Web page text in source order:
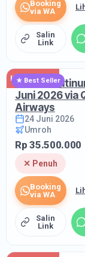
Booking
via WA
Salin
Link
★ Best Seller
Kursi Penuh
Umroh
Juni 2026 via
Airways
24 Juni 2026
Umroh
Rp 35.500.000
✕ Penuh
Booking
via WA
Salin
Link